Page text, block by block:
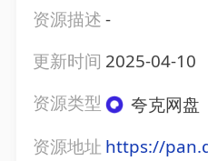
资源描述-
更新时间 2025-04-10
资源类型
夸克网盘
资源地址 https://